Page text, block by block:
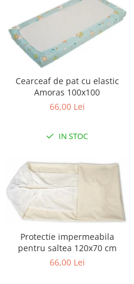
Cearceaf de pat cu elastic
Amoras 100x100
66,00 Lei
IN STOC
Protectie impermeabila
pentru saltea 120x70 cm
66,00 Lei